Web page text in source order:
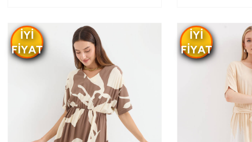
IYI
FIYAT
IYI
FIYAT